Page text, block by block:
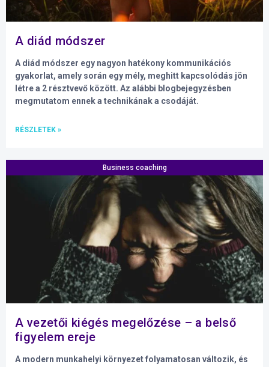
A diád módszer
A diád módszer egy nagyon hatékony kommunikációs
gyakorlat, amely során egy mély, meghitt kapcsolódás jön
létre a 2 résztvevő között. Az alábbi blogbejegyzésben
megmutatom ennek a technikának a csodáját.
RÉSZLETEK »
Business coaching
A vezetői kiégés megelőzése – a belső
figyelem ereje
A modern munkahelyi környezet folyamatosan változik, és